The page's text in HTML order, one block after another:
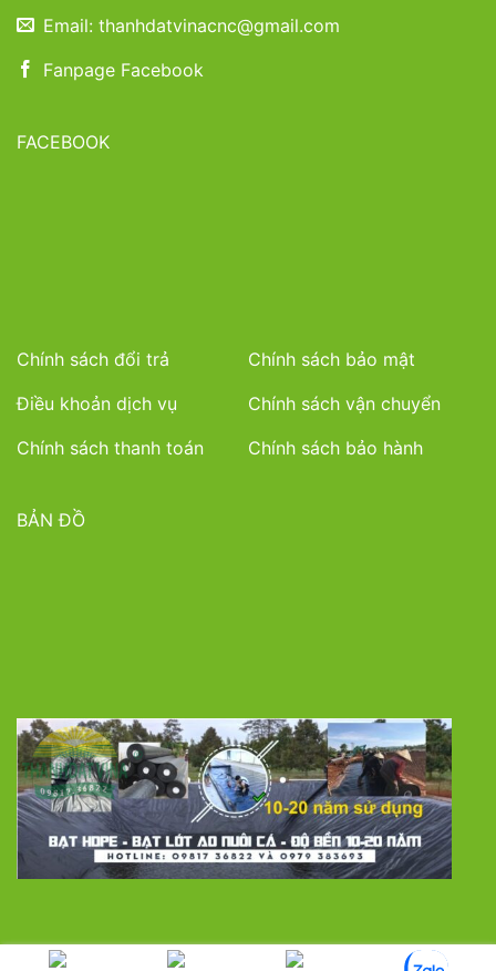
Email: thanhdatvinacnc@gmail.com
Fanpage Facebook
FACEBOOK
Chính sách đổi trả
Chính sách bảo mật
Điều khoản dịch vụ
Chính sách vận chuyển
Chính sách thanh toán
Chính sách bảo hành
BẢN ĐỒ